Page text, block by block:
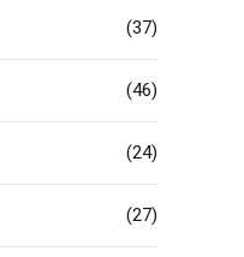
(37)
(46)
(24)
(27)